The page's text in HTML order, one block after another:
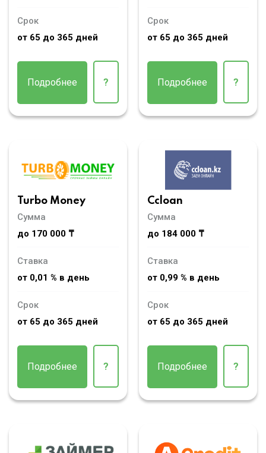
Срок
от 65 до 365 дней
Подробнее ?
Срок
от 65 до 365 дней
Подробнее ?
Turbo Money
Сумма
до 170 000 ₸
Ставка
от 0,01 % в день
Срок
от 65 до 365 дней
Подробнее ?
Ccloan
Сумма
до 184 000 ₸
Ставка
от 0,99 % в день
Срок
от 65 до 365 дней
Подробнее ?